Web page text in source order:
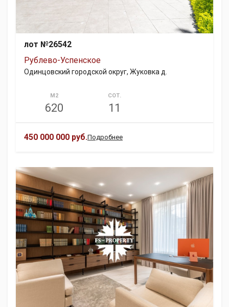
лот №26542
Рублево-Успенское
Одинцовский городской округ, Жуковка д.
М2
620
СОТ.
11
450 000 000 руб.Подробнее